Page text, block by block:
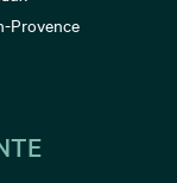
Provence